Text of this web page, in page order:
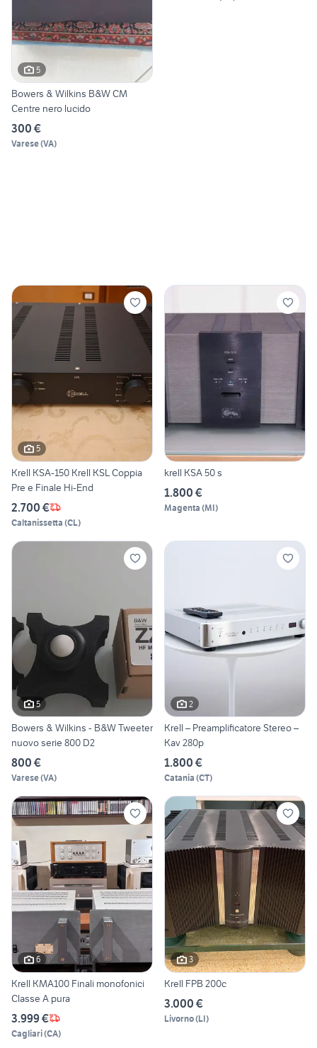
5
Bowers & Wilkins B&W CM
Centre nero lucido
300 €
Varese(VA)
5
Krell KSA-150 Krell KSL Coppia
Pre e Finale Hi-End
2.700 €
Caltanissetta (CL)
krell KSA 50 s
1.800 €
Magenta (MI)
5
Bowers & Wilkins - B&W Tweeter
nuovo serie 800 D2
800 €
Varese(VA)
2
Krell – Preamplificatore Stereo –
Kav 280p
1.800 €
Catania (CT)
6
Krell KMA100 Finali monofonici
Classe A pura
3.999 €
Cagliari(CA)
3
Krell FPB 200c
3.000 €
Livorno(LI)